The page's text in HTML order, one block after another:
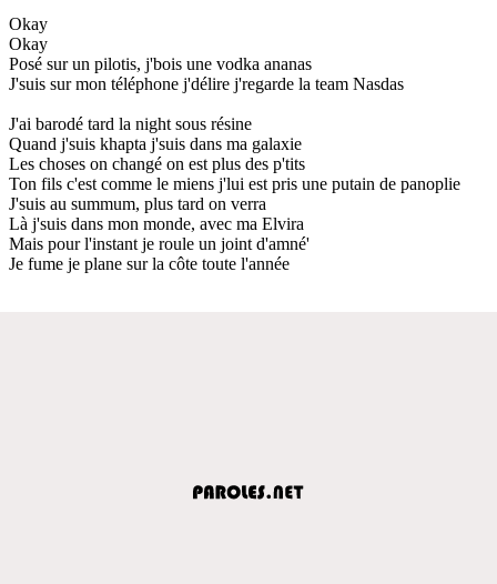
Okay
Okay
Posé sur un pilotis, j'bois une vodka ananas
J'suis sur mon téléphone j'délire j'regarde la team Nasdas
J'ai barodé tard la night sous résine
Quand j'suis khapta j'suis dans ma galaxie
Les choses on changé on est plus des p'tits
Ton fils c'est comme le miens j'lui est pris une putain de panoplie
J'suis au summum, plus tard on verra
Là j'suis dans mon monde, avec ma Elvira
Mais pour l'instant je roule un joint d'amné'
Je fume je plane sur la côte toute l'année